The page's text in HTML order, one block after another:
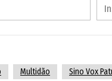
Multidão Sino Vox